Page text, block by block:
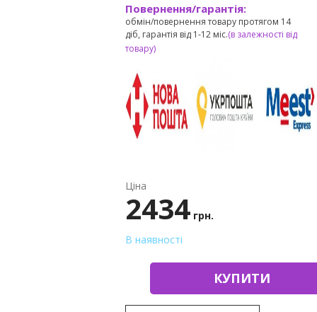
Повернення/гарантія:
обмін/повернення товару протягом 14
діб, гарантія від 1-12 міс.(в залежності від
товару)
Ціна
2434 грн.
В наявності
КУПИТИ